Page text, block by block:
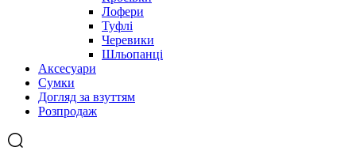
Лофери
Туфлі
Черевики
Шльопанці
Аксесуари
Сумки
Догляд за взуттям
Розпродаж